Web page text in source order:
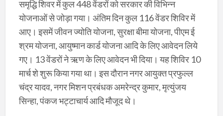
समृद्धि शिवर में कुल 448 वेंडरों को सरकार की विभिन्न
योजनाओं से जोड़ा गया। अंतिम दिन कुल 116 वेंडर शिविर में
आए। इसमें जीवन ज्योति योजना, सुरक्षा बीमा योजना, पीएम ई
श्रम योजना, आयुष्मान कार्ड योजना आदि के लिए आवेदन लिये
गए। 13 वेंडरों ने ऋण के लिए आवेदन भी दिया। यह शिविर 10
मार्च शे शुरू किया गया था। इस दौरान नगर आयुक्त प्रफुल्ल
चंद्र यादव, नगर मिशन प्रबंधक अमरेन्द्र कुमार, मृत्युंजय
सिन्हा, पंकज भट्टाचार्य आदि मौजूद थे।